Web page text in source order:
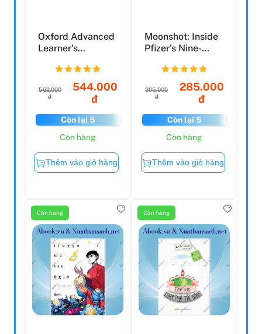
Oxford Advanced
Learner's
Paperback - ...
562.000
đ
544.000
đ
Còn lại 5
Còn hàng
Thêm vào giỏ hàng
Moonshot: Inside
Pfizer's Nine-
Make ...
305.000
đ
285.000
đ
Còn lại 5
Còn hàng
Thêm vào giỏ hàng
Còn hàng Còn hàng